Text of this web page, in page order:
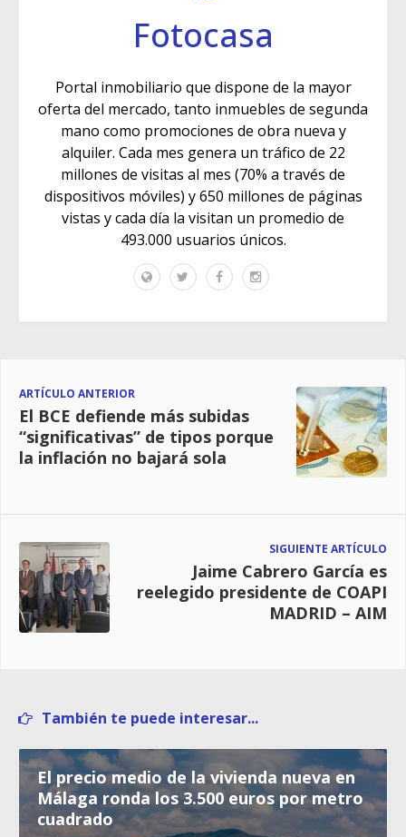
Fotocasa
Portal inmobiliario que dispone de la mayor
oferta del mercado, tanto inmuebles de segunda
mano como promociones de obra nueva y
alquiler. Cada mes genera un tráfico de 22
millones de visitas al mes (70% a través de
dispositivos móviles) y 650 millones de páginas
vistas y cada día la visitan un promedio de
493.000 usuarios únicos.
ARTÍCULO ANTERIOR
El BCE defiende más subidas
“significativas” de tipos porque
la inflación no bajará sola
SIGUIENTE ARTÍCULO
Jaime Cabrero García es
reelegido presidente de COAPI
MADRID – AIM
También te puede interesar...
El precio medio de la vivienda nueva en
Málaga ronda los 3.500 euros por metro
cuadrado